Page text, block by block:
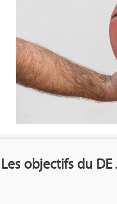
Les objectifs du